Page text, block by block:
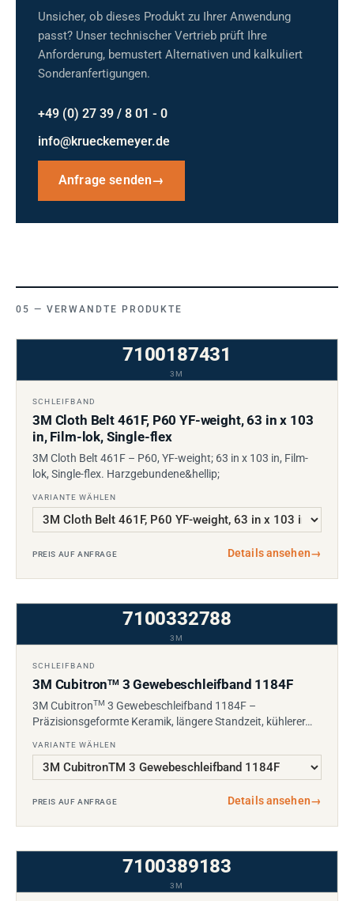
Unsicher, ob dieses Produkt zu Ihrer Anwendung
passt? Unser technischer Vertrieb prüft Ihre
Anforderung, bemustert Alternativen und kalkuliert
Sonderanfertigungen.
+49 (0) 27 39 / 8 01 - 0
info@krueckemeyer.de
Anfrage senden→
VERWANDTE PRODUKTE
7100187431
3M
SCHLEIFBAND
3M Cloth Belt 461F, P60 YF-weight, 63 in x 103
in, Film-lok, Single-flex
3M Cloth Belt 461F – P60, YF-weight; 63 in x 103 in, Film-
lok, Single-flex. Harzgebundene&hellip;
VARIANTE WÄHLEN
PREIS AUF ANFRAGE Details ansehen→
7100332788
3M
SCHLEIFBAND
3M CubitronTM3 Gewebeschleifband 1184F
3M CubitronTM 3 Gewebeschleifband 1184F –
Präzisionsgeformte Keramik, längere Standzeit, kühlerer…
VARIANTE WÄHLEN
PREIS AUF ANFRAGE Details ansehen→
7100389183
3M